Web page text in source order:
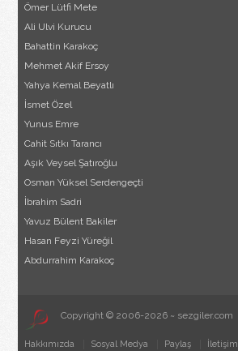
Ömer Lütfi Mete
Ali Ulvi Kurucu
Bahattin Karakoç
Mehmet Akif Ersoy
Yahya Kemal Beyatlı
İsmet Özel
Yunus Emre
Cahit Sıtkı Tarancı
Aşık Veysel Şatıroğlu
Osman Yüksel Serdengeçti
İbrahim Sadri
Yavuz Bülent Bakiler
Hasan Feyzi Yüreğil
Abdurrahim Karakoç
Copyright © 2006-2026 ~ sezgiler.com
Hakkımızda Sosyal Medya Paylaş İletişim